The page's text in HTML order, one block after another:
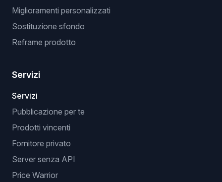
Miglioramenti personalizzati
Sostituzione sfondo
Reframe prodotto
Servizi
Servizi
Pubblicazione per te
Prodotti vincenti
Fornitore privato
Server senza API
Price Warrior